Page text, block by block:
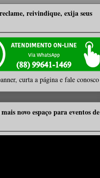
reivindique, exija seus
curta a página e fale conosco
novo espaço para eventos de